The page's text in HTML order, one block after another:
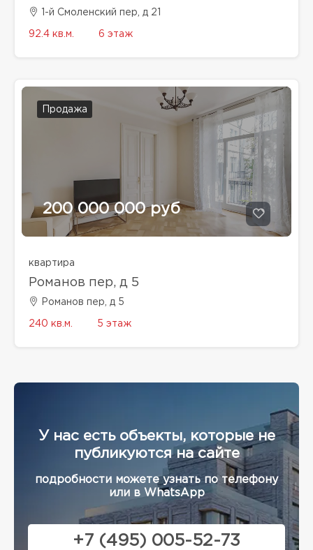
1-й Смоленский пер, д 21
92.4 кв.м. 6 этаж
Продажа
200 000 000 руб
квартира
Романов пер, д 5
Романов пер, д 5
240 кв.м. 5 этаж
У нас есть объекты, которые не
публикуются на сайте
подробности можете узнать по телефону
или в WhatsApp
+7 (495) 005-52-73